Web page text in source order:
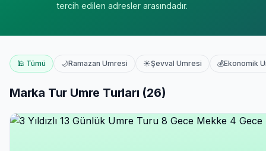
tercih edilen adresler arasındadır.
🕌 Tümü 🌙Ramazan Umresi ☀️Şevval Umresi 💰Ekonomik
Marka Tur Umre Turları (26)